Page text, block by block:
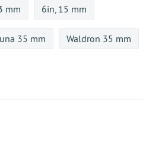
mm 6in, 15 mm
35 mm Waldron 35 mm